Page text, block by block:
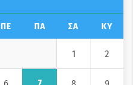
ΠΕ ΠΑ ΣΑ ΚΥ
1 2